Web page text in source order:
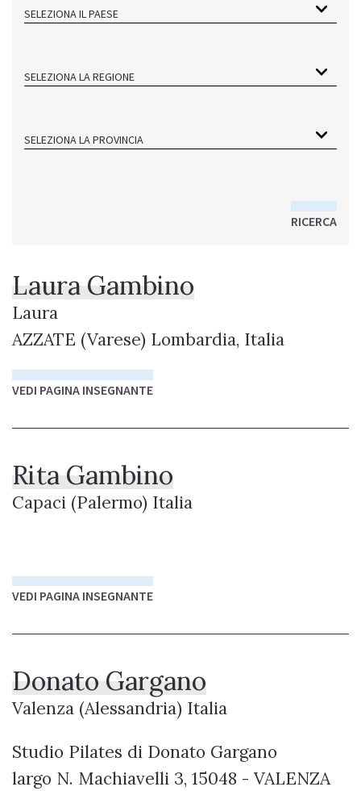
SELEZIONA IL PAESE
SELEZIONA LA REGIONE
SELEZIONA LA PROVINCIA
RICERCA
Laura Gambino
Laura
AZZATE (Varese) Lombardia, Italia
VEDI PAGINA INSEGNANTE
Rita Gambino
Capaci (Palermo) Italia
VEDI PAGINA INSEGNANTE
Donato Gargano
Valenza (Alessandria) Italia
Studio Pilates di Donato Gargano
largo N. Machiavelli 3, 15048 - VALENZA